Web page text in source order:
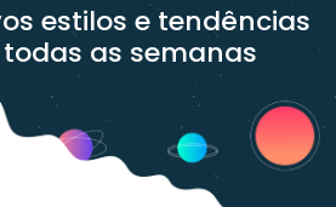
estilos e tendências
todas as semanas